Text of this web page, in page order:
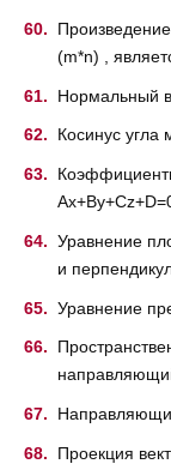
(m*n) ,
Нормальный
Косинус
Уравнение
и
Уравнение
Проекция